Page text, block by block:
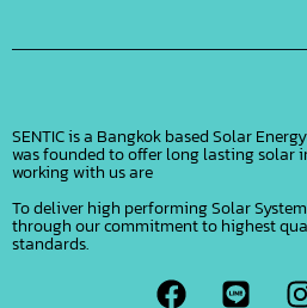
SENTIC is a Bangkok based Solar
was founded to offer long lasting solar
working with us are
To deliver high performing Solar
through our commitment to highest
standards.